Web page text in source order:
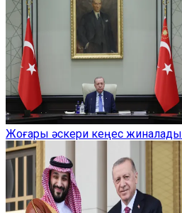
Жоғары әскери кеңес жиналады